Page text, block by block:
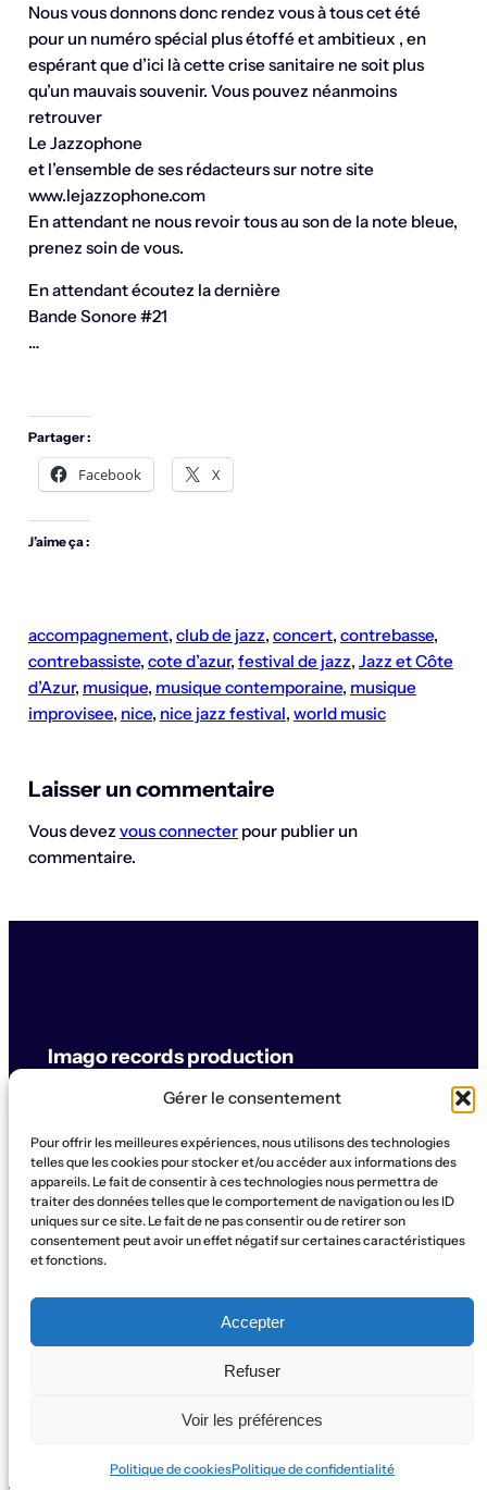
Gérer le consentement
Pour offrir les meilleures expériences, nous utilisons des technologies
telles que les cookies pour stocker et/ou accéder aux informations des
appareils. Le fait de consentir à ces technologies nous permettra de
traiter des données telles que le comportement de navigation ou les ID
uniques sur ce site. Le fait de ne pas consentir ou de retirer son
consentement peut avoir un effet négatif sur certaines caractéristiques
et fonctions.
Accepter
Refuser
Voir les préférences
Politique de cookiesPolitique de confidentialité
Nous vous donnons donc rendez vous à tous cet été
pour un numéro spécial plus étoffé et ambitieux , en
espérant que d’ici là cette crise sanitaire ne soit plus
qu’un mauvais souvenir. Vous pouvez néanmoins
retrouver
Le Jazzophone
et l’ensemble de ses rédacteurs sur notre site
www.lejazzophone.com
En attendant ne nous revoir tous au son de la note bleue,
prenez soin de vous.
En attendant écoutez la dernière
Bande Sonore #21
…
Partager :
Facebook X
J’aime ça :
accompagnement, club de jazz, concert, contrebasse
contrebassiste, cote d’azur, festival de jazz, Jazz et Côte
d’Azur, musique, musique contemporaine, musique
improvisee, nice, nice jazz festival, world music
Laisser un commentaire
Vous devez vous connecterpour publier un
commentaire.
Imago records production
© Imago records production
SUPPORT
ArtistesConcertsLabelProductionBoutiqueLa Ruche
ContactQui sommes-nous?
SOCIAL
Instagram
WhatsApp
Facebook
YouTube